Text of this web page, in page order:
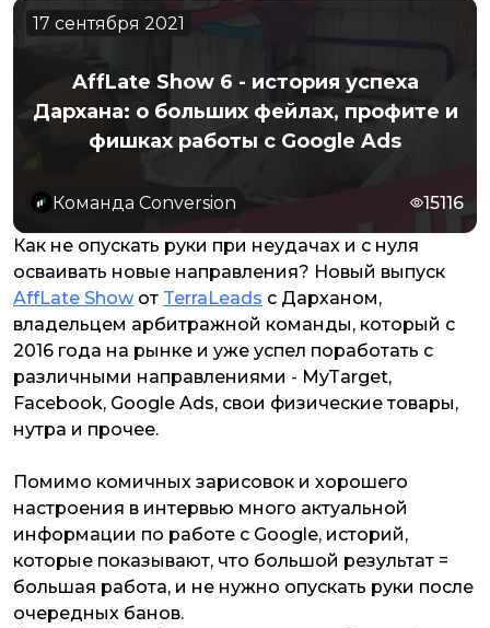
17 сентября 2021
AffLate Show 6 - история успеха
Дархана: о больших фейлах, профите и
фишках работы с Google Ads
Команда Conversion 15116
Как не опускать руки при неудачах и с нуля
осваивать новые направления? Новый выпуск
AffLate Show от TerraLeads с Дарханом,
владельцем арбитражной команды, который с
2016 года на рынке и уже успел поработать с
различными направлениями - MyTarget,
Facebook, Google Ads, свои физические товары,
нутра и прочее.
Помимо комичных зарисовок и хорошего
настроения в интервью много актуальной
информации по работе с Google, историй,
которые показывают, что большой результат =
большая работа, и не нужно опускать руки после
очередных банов.